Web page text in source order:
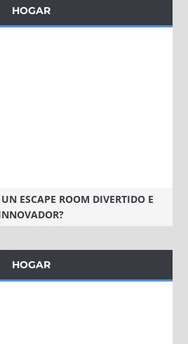
HOGAR
ESCAPE ROOM DIVERTIDO E
HOGAR